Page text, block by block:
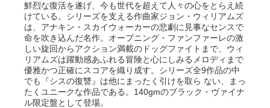
鮮烈な復活を遂げ、今も世代を超えて人々の心をとらえ続
けている。シリーズを支える作曲家ジョン・ウィリアムズ
は、アナキン・スカイウォーカーの悲劇に見事なセンスで
命を吹き込んだ名作。オープニング・ファンファーレの激
しい旋回からアクション満載のドッグファイトまで、ウィ
リアムズは躍動感あふれる冒険と心にしみるメロディまで
優雅かつ正確にスコアを織り成す。シリーズ全9作品の中
でも『シスの復讐』は他にまったく引けを取ら ない、まっ
たくユニークな作品である。140gmのブラック・ヴァイナ
ル限定盤として登場。